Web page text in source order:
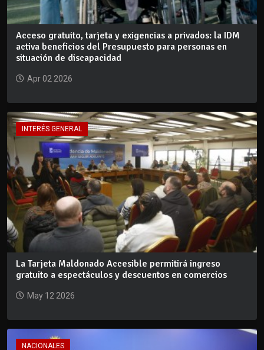
Acceso gratuito, tarjeta y exigencias a privados: la IDM
activa beneficios del Presupuesto para personas en
situación de discapacidad
Apr 02 2026
INTERÉS GENERAL
La Tarjeta Maldonado Accesible permitirá ingreso
gratuito a espectáculos y descuentos en comercios
May 12 2026
NACIONALES